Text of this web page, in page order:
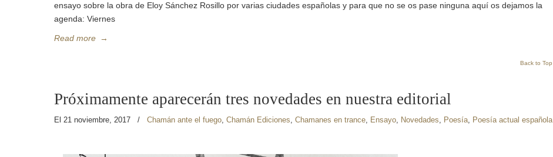
ensayo sobre la obra de Eloy Sánchez Rosillo por varias ciudades españolas y para que no se os pase ninguna aquí os dejamos la
agenda: Viernes
Read more →
Back to Top
Próximamente aparecerán tres novedades en nuestra editorial
El 21 noviembre, 2017 / Chamán ante el fuego, Chamán Ediciones, Chamanes en trance, Ensayo, Novedades, Poesía, Poesía actual española